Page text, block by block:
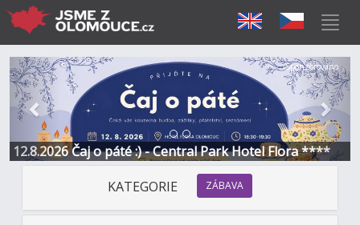
12.8.2026 Čaj o páté :) - Central Park Hotel Flora ****
Předchozí Další
Sponzorováno
KATEGORIE ZÁBAVA